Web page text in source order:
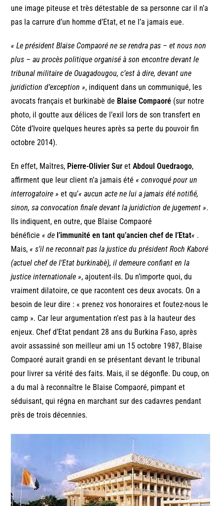
une image piteuse et très détestable de sa personne car il n’a
pas la carrure d’un homme d’Etat, et ne l’a jamais eue.
« Le président Blaise Compaoré ne se rendra pas – et nous non
plus – au procès politique organisé à son encontre devant le
tribunal militaire de Ouagadougou, c’est à dire, devant une
juridiction d’exception », indiquent dans un communiqué, les
avocats français et burkinabè de Blaise Compaoré (sur notre
photo, il goutte aux délices de l’exil lors de son transfert en
Côte d’Ivoire quelques heures après sa perte du pouvoir fin
octobre 2014).
En effet, Maîtres, Pierre-Olivier Sur etAbdoul Ouedraogo,
affirment que leur client n’a jamais été« convoqué pour un
interrogatoire » et qu’« aucun acte ne lui a jamais été notifié,
sinon, sa convocation finale devant la juridiction de jugement ».
Ils indiquent, en outre, que Blaise Compaoré
bénéficie« de l’immunité en tant qu’ancien chef de l’Etat« .
Mais,« s’il ne reconnait pas la justice du président Roch Kaboré
(actuel chef de l’Etat burkinabè), il demeure confiant en la
justice internationale », ajoutent-ils. Du n’importe quoi, du
vraiment dilatoire, ce que racontent ces deux avocats. On a
besoin de leur dire : « prenez vos honoraires et foutez-nous le
camp ». Car leur argumentation n’est pas à la hauteur des
enjeux. Chef d’Etat pendant 28 ans du Burkina Faso, après
avoir assassiné son meilleur ami un 15 octobre 1987, Blaise
Compaoré aurait grandi en se présentant devant le tribunal
pour livrer sa vérité des faits. Mais, il se dégonfle. Du coup, on
a du mal à reconnaître le Blaise Compaoré, pimpant et
séduisant, qui régna en marchant sur des cadavres pendant
près de trois décennies.